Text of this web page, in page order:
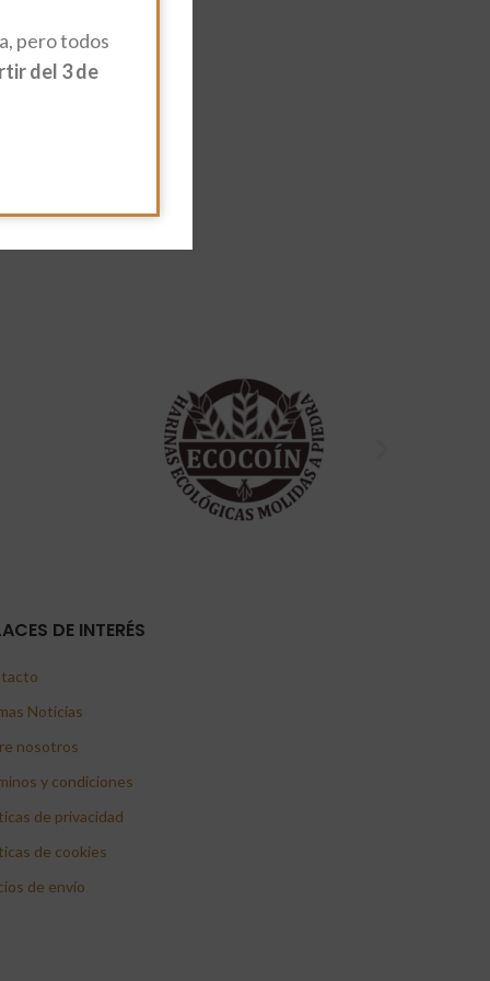
pero todos
del 3 de
DE INTERÉS
Noticias
nosotros
y condiciones
de privacidad
de cookies
de envío